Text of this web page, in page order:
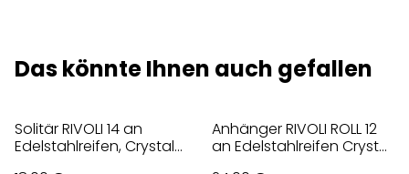
Das könnte Ihnen auch gefallen
Solitär RIVOLI 14 an
Edelstahlreifen, Crystal
Anhänger RIVOLI ROLL 12
an Edelstahlreifen Crystal